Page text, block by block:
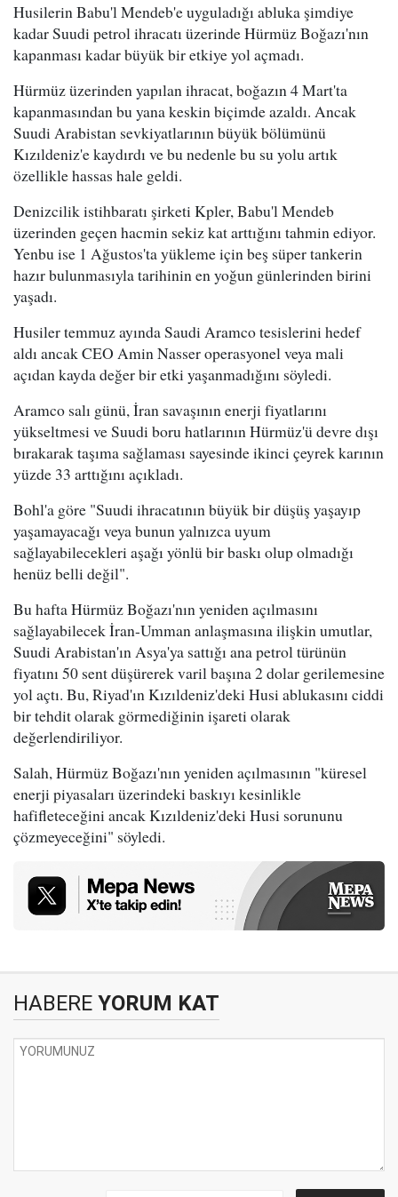
Husilerin Babu'l Mendeb'e uyguladığı abluka şimdiye
kadar Suudi petrol ihracatı üzerinde Hürmüz Boğazı'nın
kapanması kadar büyük bir etkiye yol açmadı.
Hürmüz üzerinden yapılan ihracat, boğazın 4 Mart'ta
kapanmasından bu yana keskin biçimde azaldı. Ancak
Suudi Arabistan sevkiyatlarının büyük bölümünü
Kızıldeniz'e kaydırdı ve bu nedenle bu su yolu artık
özellikle hassas hale geldi.
Denizcilik istihbaratı şirketi Kpler, Babu'l Mendeb
üzerinden geçen hacmin sekiz kat arttığını tahmin ediyor.
Yenbu ise 1 Ağustos'ta yükleme için beş süper tankerin
hazır bulunmasıyla tarihinin en yoğun günlerinden birini
yaşadı.
Husiler temmuz ayında Saudi Aramco tesislerini hedef
aldı ancak CEO Amin Nasser operasyonel veya mali
açıdan kayda değer bir etki yaşanmadığını söyledi.
Aramco salı günü, İran savaşının enerji fiyatlarını
yükseltmesi ve Suudi boru hatlarının Hürmüz'ü devre dışı
bırakarak taşıma sağlaması sayesinde ikinci çeyrek karının
yüzde 33 arttığını açıkladı.
Bohl'a göre "Suudi ihracatının büyük bir düşüş yaşayıp
yaşamayacağı veya bunun yalnızca uyum
sağlayabilecekleri aşağı yönlü bir baskı olup olmadığı
henüz belli değil".
Bu hafta Hürmüz Boğazı'nın yeniden açılmasını
sağlayabilecek İran-Umman anlaşmasına ilişkin umutlar,
Suudi Arabistan'ın Asya'ya sattığı ana petrol türünün
fiyatını 50 sent düşürerek varil başına 2 dolar gerilemesine
yol açtı. Bu, Riyad'ın Kızıldeniz'deki Husi ablukasını ciddi
bir tehdit olarak görmediğinin işareti olarak
değerlendiriliyor.
Salah, Hürmüz Boğazı'nın yeniden açılmasının "küresel
enerji piyasaları üzerindeki baskıyı kesinlikle
hafifleteceğini ancak Kızıldeniz'deki Husi sorununu
çözmeyeceğini" söyledi.
HABERE YORUM KAT